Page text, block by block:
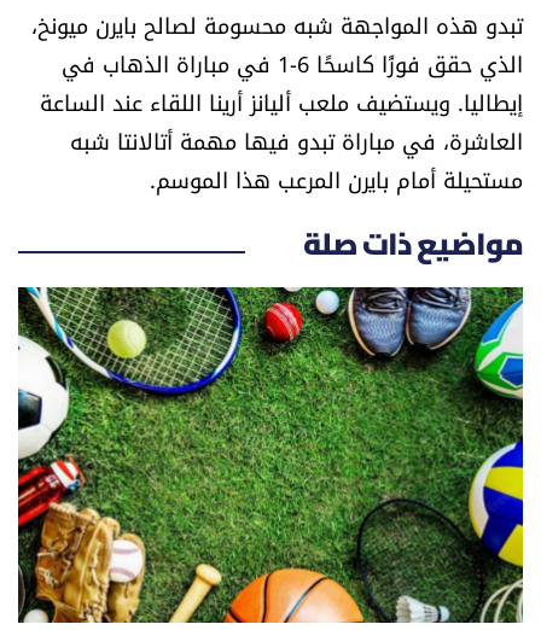
تبدو هذه المواجهة شبه محسومة لصالح بايرن ميونخ،
الذي حقق فوزًا كاسحًا 6-1 في مباراة الذهاب في
إيطاليا. ويستضيف ملعب أليانز أرينا اللقاء عند الساعة
العاشرة، في مباراة تبدو فيها مهمة أتالانتا شبه
مستحيلة أمام بايرن المرعب هذا الموسم.
مواضيع ذات صلة